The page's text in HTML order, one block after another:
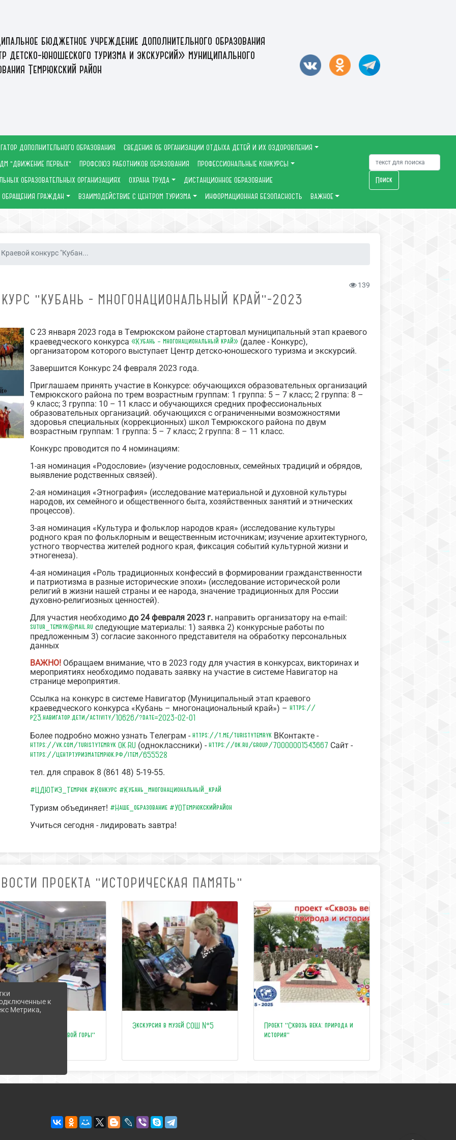
бюджетное учреждение дополнительного образования
детско-юношеского туризма и экскурсий» муниципального
Темрюкский район
ДОПОЛНИТЕЛЬНОГО ОБРАЗОВАНИЯ
СВЕДЕНИЯ ОБ ОРГАНИЗАЦИИ ОТДЫХА ДЕТЕЙ И ИХ ОЗДОРОВЛЕНИЯ
"ДВИЖЕНИЕ ПЕРВЫХ"
ПРОФСОЮЗ РАБОТНИКОВ ОБРАЗОВАНИЯ
ПРОФЕССИОНАЛЬНЫЕ КОНКУРСЫ
ОБРАЗОВАТЕЛЬНЫХ ОРГАНИЗАЦИЯХ
ОХРАНА ТРУДА
ДИСТАНЦИОННОЕ ОБРАЗОВАНИЕ
ОБРАЩЕНИЯ ГРАЖДАН
ВЗАИМОДЕЙСТВИЕ С ЦЕНТРОМ ТУРИЗМА ИНФОРМАЦИОННАЯ БЕЗОПАСНОСТЬ ВАЖНОЕ
Поиск
Краевой конкурс "Кубан...
139
"КУБАНЬ - МНОГОНАЦИОНАЛЬНЫЙ КРАЙ"-2023
С 23 января 2023 года в Темрюкском районе стартовал муниципальный этап краевого
краеведческого конкурса«Кубань – многонациональный край» (далее - Конкурс),
организатором которого выступает Центр детско-юношеского туризма и экскурсий.
Завершится Конкурс 24 февраля 2023 года.
Приглашаем принять участие в Конкурсе: обучающихся образовательных организаций
Темрюкского района по трем возрастным группам: 1 группа: 5 – 7 класс; 2 группа: 8 –
9 класс; 3 группа: 10 – 11 класс и обучающихся средних профессиональных
образовательных организаций. обучающихся с ограниченными возможностями
здоровья специальных (коррекционных) школ Темрюкского района по двум
возрастным группам: 1 группа: 5 – 7 класс; 2 группа: 8 – 11 класс.
Конкурс проводится по 4 номинациям:
1-ая номинация «Родословие» (изучение родословных, семейных традиций и обрядов,
выявление родственных связей).
2-ая номинация «Этнография» (исследование материальной и духовной культуры
народов, их семейного и общественного быта, хозяйственных занятий и этнических
процессов).
3-ая номинация «Культура и фольклор народов края» (исследование культуры
родного края по фольклорным и вещественным источникам; изучение архитектурного,
устного творчества жителей родного края, фиксация событий культурной жизни и
этногенеза).
4-ая номинация «Роль традиционных конфессий в формировании гражданственности
и патриотизма в разные исторические эпохи» (исследование исторической роли
религий в жизни нашей страны и ее народа, значение традиционных для России
духовно-религиозных ценностей).
Для участия необходимодо 24 февраля 2023 г. направить организатору на e-mail:
sutur_temryk@mail.ru следующие материалы: 1) заявка 2) конкурсные работы по
предложенным 3) согласие законного представителя на обработку персональных
данных
ВАЖНО! Обращаем внимание, что в 2023 году для участия в конкурсах, викторинах и
мероприятиях необходимо подавать заявку на участие в системе Навигатор на
странице мероприятия.
Ссылка на конкурс в системе Навигатор (Муниципальный этап краевого
краеведческого конкурса «Кубань – многонациональный край») –https://
р23.навигатор.дети/activity/10626/?date=2023-02-01
Более подробно можно узнать Телеграм -https://t.me/turistytemryk ВКонтакте -
https://vk.com/turistytemryk OK.RU (одноклассники) -https://ok.ru/group/70000001543667 Сайт -
https://центртуризматемрюк.рф/item/655528
тел. для справок 8 (861 48) 5-19-55.
#ЦДЮТиЭ_Темрюк #Конкурс #Кубань_многонациональный_край
Туризм объединяет! #Наше_образование #УОТемрюкскийрайон
Учиться сегодня - лидировать завтра!
ПРОЕКТА "ИСТОРИЧЕСКАЯ ПАМЯТЬ"
"Исследователи Андреевой горы"
Экскурсия в музей СОШ №5
Проект "Сквозь века: природа и
история"
к
Метрика,